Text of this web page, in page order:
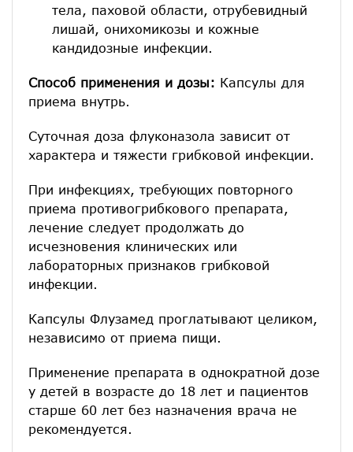
тела, паховой области, отрубевидный
лишай, онихомикозы и кожные
кандидозные инфекции.
Способ применения и дозы: Капсулы для
приема внутрь.
Суточная доза флуконазола зависит от
характера и тяжести грибковой инфекции.
При инфекциях, требующих повторного
приема противогрибкового препарата,
лечение следует продолжать до
исчезновения клинических или
лабораторных признаков грибковой
инфекции.
Капсулы Флузамед проглатывают целиком,
независимо от приема пищи.
Применение препарата в однократной дозе
у детей в возрасте до 18 лет и пациентов
старше 60 лет без назначения врача не
рекомендуется.